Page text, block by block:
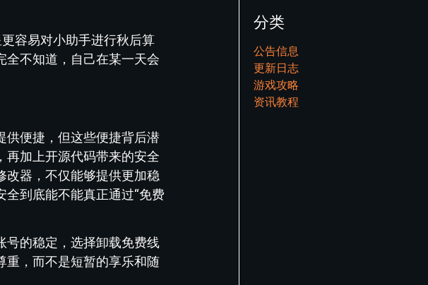
容易对小助手进行秋后算
全不知道，自己在某一天会
供便捷，但这些便捷背后潜
再加上开源代码带来的安全
改器，不仅能够提供更加稳
到底能不能真正通过“免费
号的稳定，选择卸载免费线
重，而不是短暂的享乐和随
分类
公告信息
更新日志
游戏攻略
资讯教程